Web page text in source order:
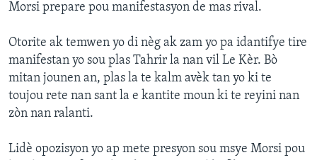
Morsi prepare pou manifestasyon de mas rival.
Otorite ak temwen yo di nèg ak zam yo pa idantifye tire
manifestan yo sou plas Tahrir la nan vil Le Kèr. Bò
mitan jounen an, plas la te kalm avèk tan yo ki te
toujou rete nan sant la e kantite moun ki te reyini nan
zòn nan ralanti.
Lidè opozisyon yo ap mete presyon sou msye Morsi pou